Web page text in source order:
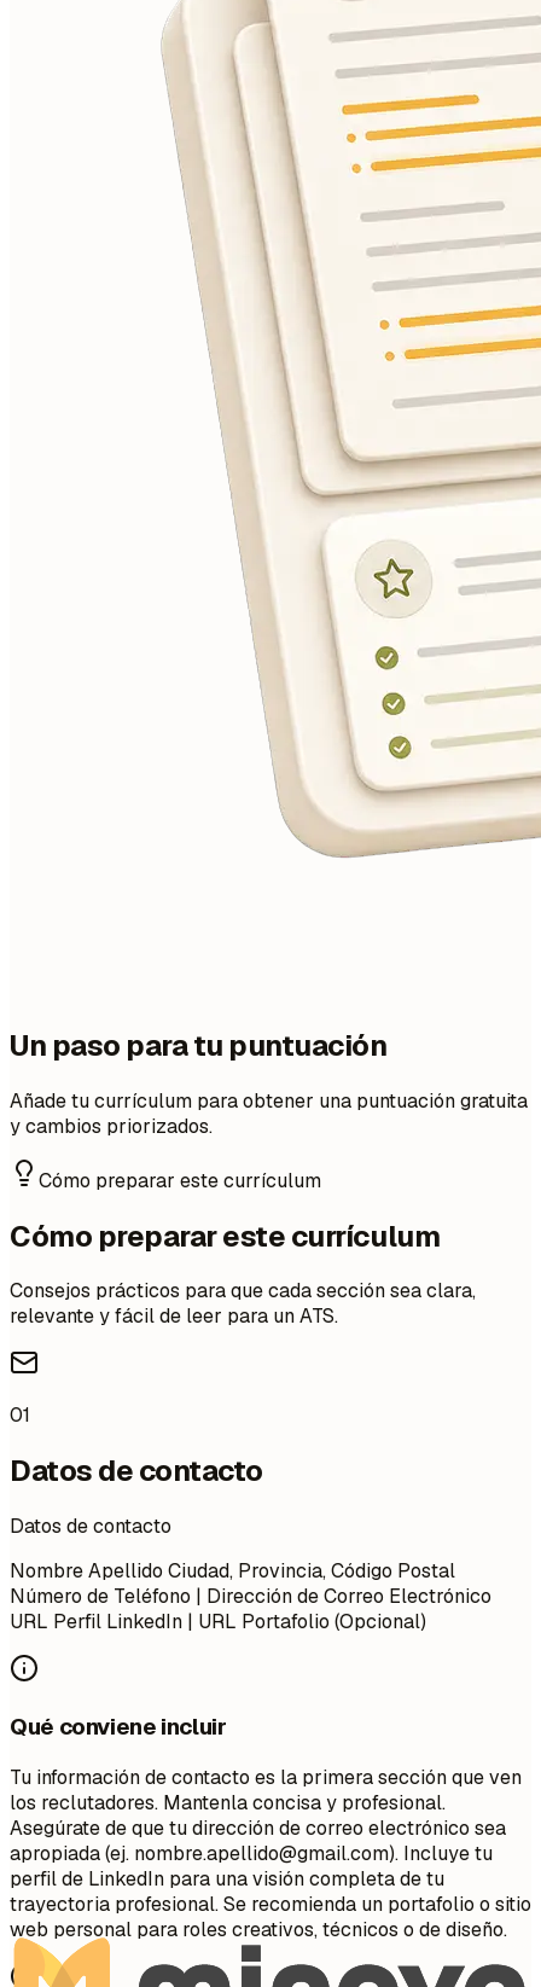
Un paso para tu puntuación
Añade tu currículum para obtener una puntuación gratuita
y cambios priorizados.
Cómo preparar este currículum
Cómo preparar este currículum
Consejos prácticos para que cada sección sea clara,
relevante y fácil de leer para un ATS.
01
Datos de contacto
Datos de contacto
Nombre Apellido Ciudad, Provincia, Código Postal
Número de Teléfono | Dirección de Correo Electrónico
URL Perfil LinkedIn | URL Portafolio (Opcional)
Qué conviene incluir
Tu información de contacto es la primera sección que ven
los reclutadores. Mantenla concisa y profesional.
Asegúrate de que tu dirección de correo electrónico sea
apropiada (ej. nombre.apellido@gmail.com). Incluye tu
perfil de LinkedIn para una visión completa de tu
trayectoria profesional. Se recomienda un portafolio o sitio
web personal para roles creativos, técnicos o de diseño.